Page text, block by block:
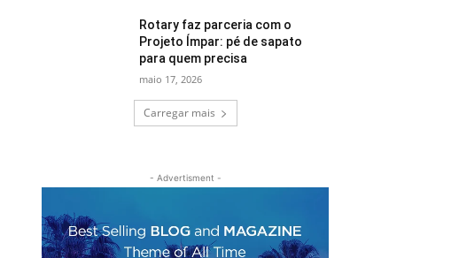
Rotary faz parceria com o
Projeto Ímpar: pé de sapato
para quem precisa
maio 17, 2026
Carregar mais
- Advertisment -